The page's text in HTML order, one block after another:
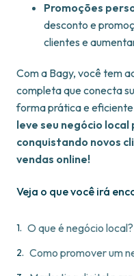
Promoções
desconto e
clientes e
Com a Bagy, você tem
completa que conecta
forma prática e
leve seu negócio local
conquistando novos
vendas online!
Veja o que você irá
O que é negócio local?
Como promover um